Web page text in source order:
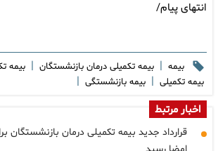
انتهای پیام/
بیمه | بیمه تکمیلی درمان بازنشستگان | بیمه
بیمه تکمیلی | بیمه بازنشستگی |
اخبار مرتبط